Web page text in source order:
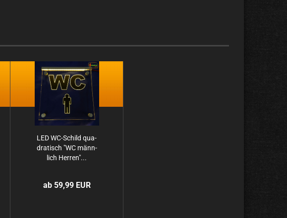
LED WC-​Schild qua­
dra­tisch "WC männ­
lich Her­ren"...
ab 59,99 EUR